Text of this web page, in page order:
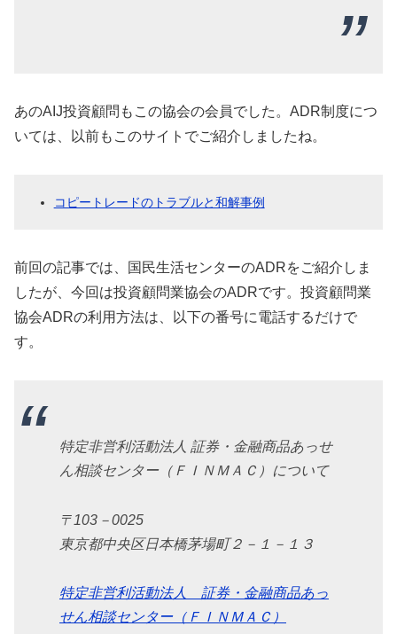
あのAIJ投資顧問もこの協会の会員でした。ADR制度につ
いては、以前もこのサイトでご紹介しましたね。
コピートレードのトラブルと和解事例
前回の記事では、国民生活センターのADRをご紹介しま
したが、今回は投資顧問業協会のADRです。投資顧問業
協会ADRの利用方法は、以下の番号に電話するだけで
す。
特定非営利活動法人 証券・金融商品あっせ
ん相談センター（ＦＩＮＭＡＣ）について
〒103－0025
東京都中央区日本橋茅場町２－１－１３
特定非営利活動法人 証券・金融商品あっ
せん相談センター（ＦＩＮＭＡＣ）